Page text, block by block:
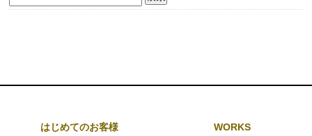
索:
はじめてのお客様 WORKS